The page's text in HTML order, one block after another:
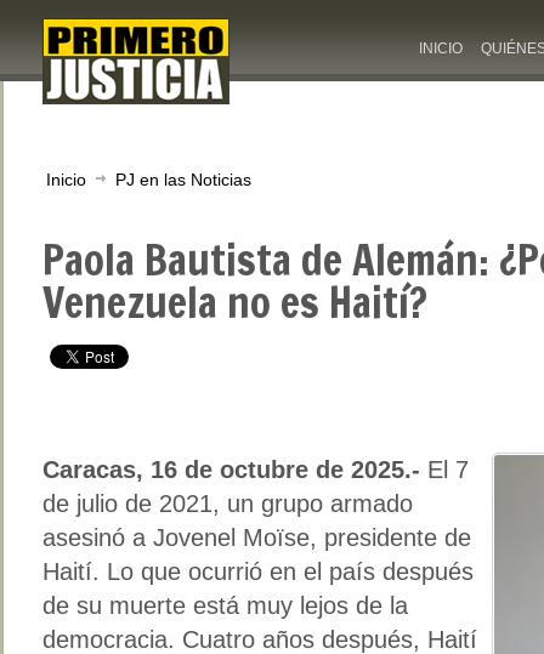
INICIO
Inicio PJ en las Noticias
Paola Bautista de Alemán:
Venezuela no es Haití?
Caracas, 16 de octubre de 2025.- El 7
de julio de 2021, un grupo armado
asesinó a Jovenel Moïse, presidente de
Haití. Lo que ocurrió en el país después
de su muerte está muy lejos de la
democracia. Cuatro años después, Haití